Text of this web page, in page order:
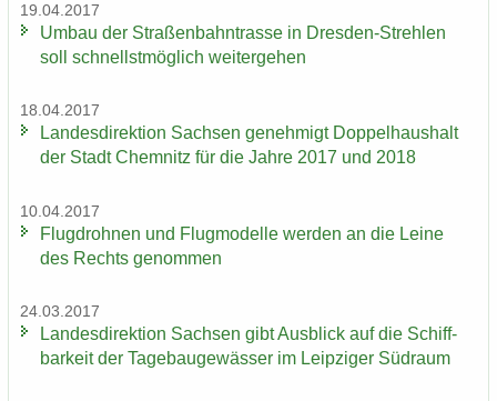
19.04.2017
Umbau der Stra­ßen­bahn­tras­se in Dresden-​Strehlen
soll schnellst­mög­lich wei­ter­ge­hen
18.04.2017
Lan­des­di­rek­ti­on Sach­sen ge­neh­migt Dop­pel­haus­halt
der Stadt Chem­nitz für die Jahre 2017 und 2018
10.04.2017
Flug­droh­nen und Flug­mo­del­le wer­den an die Leine
des Rechts ge­nom­men
24.03.2017
Lan­des­di­rek­ti­on Sach­sen gibt Aus­blick auf die Schiff­
bar­keit der Ta­ge­bau­ge­wäs­ser im Leip­zi­ger Süd­raum